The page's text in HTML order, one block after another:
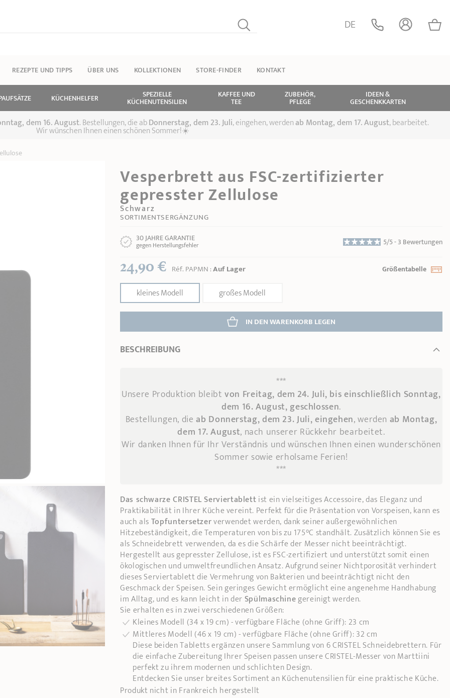
DE
REZEPTE UND TIPPS ÜBER UNS KOLLEKTIONEN STORE-FINDER KONTAKT
KÜCHENHELFER SPEZIELLE
KÜCHENUTENSILIEN
KAFFEE UND
TEE
ZUBEHÖR,
PFLEGE
IDEEN &
GESCHENKKARTEN
dem 16. August. Bestellungen, die abDonnerstag, dem 23. Juli, eingehen, werdenab Montag, dem 17. August, bearbeitet.
Wir wünschen Ihnen einen schönen Sommer!☀️
Vesperbrett aus FSC-zertifizierter
gepresster Zellulose
Schwarz
SORTIMENTSERGÄNZUNG
30 JAHRE GARANTIE
gegen Herstellungsfehler 5/5 -3 Bewertungen
24,90 € Réf. PAPMN :Auf Lager Größentabelle
kleines Modell großes Modell
LEGEN
BESCHREIBUNG
***
Unsere Produktion bleibtvon Freitag, dem 24. Juli, bis einschließlich Sonntag,
dem 16. August, geschlossen.
Bestellungen, dieab Donnerstag, dem 23. Juli, eingehen, werden ab Montag,
dem 17. August, nach unserer Rückkehr bearbeitet.
Wir danken Ihnen für Ihr Verständnis und wünschen Ihnen einen wunderschönen
Sommer sowie erholsame Ferien!
***
Das schwarze CRISTEL Serviertablettist ein vielseitiges Accessoire, das Eleganz und
Praktikabilität in Ihrer Küche vereint. Perfekt für die Präsentation von Vorspeisen, kann es
auch alsTopfuntersetzerverwendet werden, dank seiner außergewöhnlichen
Hitzebeständigkeit, die Temperaturen von bis zu 175°C standhält. Zusätzlich können Sie es
als Schneidebrett verwenden, da es die Schärfe der Messer nicht beeinträchtigt.
Hergestellt aus gepresster Zellulose, ist es FSC-zertifiziert und unterstützt somit einen
ökologischen und umweltfreundlichen Ansatz. Aufgrund seiner Nichtporosität verhindert
dieses Serviertablett die Vermehrung von Bakterien und beeinträchtigt nicht den
Geschmack der Speisen. Sein geringes Gewicht ermöglicht eine angenehme Handhabung
im Alltag, und es kann leicht in derSpülmaschinegereinigt werden.
Sie erhalten es in zwei verschiedenen Größen:
Kleines Modell (34 x 19 cm) - verfügbare Fläche (ohne Griff): 23 cm
Mittleres Modell (46 x 19 cm) - verfügbare Fläche (ohne Griff): 32 cm
Diese beiden Tabletts ergänzen unsere Sammlung von 6 CRISTEL Schneidebrettern. Für
die einfache Zubereitung Ihrer Speisen passen unsere CRISTEL-Messer von Marttiini
perfekt zu ihrem modernen und schlichten Design.
Entdecken Sie unser breites Sortiment an Küchenutensilien für eine praktische Küche.
Produkt nicht in Frankreich hergestellt